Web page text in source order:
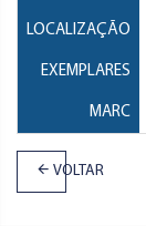
LOCALIZAÇÃO
EXEMPLARES
MARC
VOLTAR